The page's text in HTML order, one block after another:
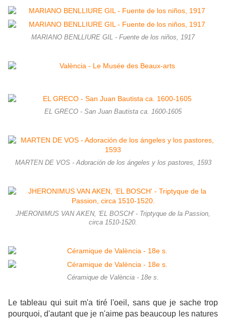
MARIANO BENLLIURE GIL - Fuente de los niños, 1917
EL GRECO - San Juan Bautista ca. 1600-1605
MARTEN DE VOS - Adoración de los ángeles y los pastores, 1593
JHERONIMUS VAN AKEN, 'EL BOSCH' - Triptyque de la Passion,
circa 1510-1520.
Céramique de València - 18e s.
Le tableau qui suit m'a tiré l'oeil, sans que je sache trop
pourquoi, d'autant que je n'aime pas beaucoup les natures